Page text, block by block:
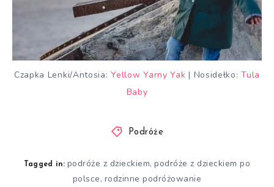
Czapka Lenki/Antosia:Yellow Yarny Yak | Nosidełko:Tula
Baby
Podróże
Tagged in: podróże z dzieckiem,podróże z dzieckiem po
polsce, rodzinne podróżowanie